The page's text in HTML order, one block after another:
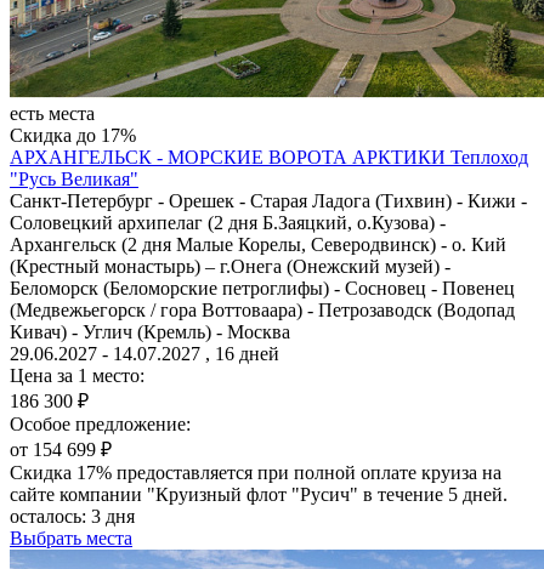
есть места
Скидка до 17%
АРХАНГЕЛЬСК - МОРСКИЕ ВОРОТА АРКТИКИ Теплоход
"Русь Великая"
Санкт-Петербург - Орешек - Старая Ладога (Тихвин) - Кижи -
Соловецкий архипелаг (2 дня Б.Заяцкий, о.Кузова) -
Архангельск (2 дня Малые Корелы, Северодвинск) - о. Кий
(Крестный монастырь) – г.Онега (Онежский музей) -
Беломорск (Беломорские петроглифы) - Сосновец - Повенец
(Медвежьегорск / гора Воттоваара) - Петрозаводск (Водопад
Кивач) - Углич (Кремль) - Москва
29.06.2027 - 14.07.2027 , 16 дней
Цена за 1 место:
186 300 ₽
Особое предложение:
от 154 699 ₽
Скидка 17% предоставляется при полной оплате круиза на
сайте компании "Круизный флот "Русич" в течение 5 дней.
осталось: 3 дня
Выбрать места